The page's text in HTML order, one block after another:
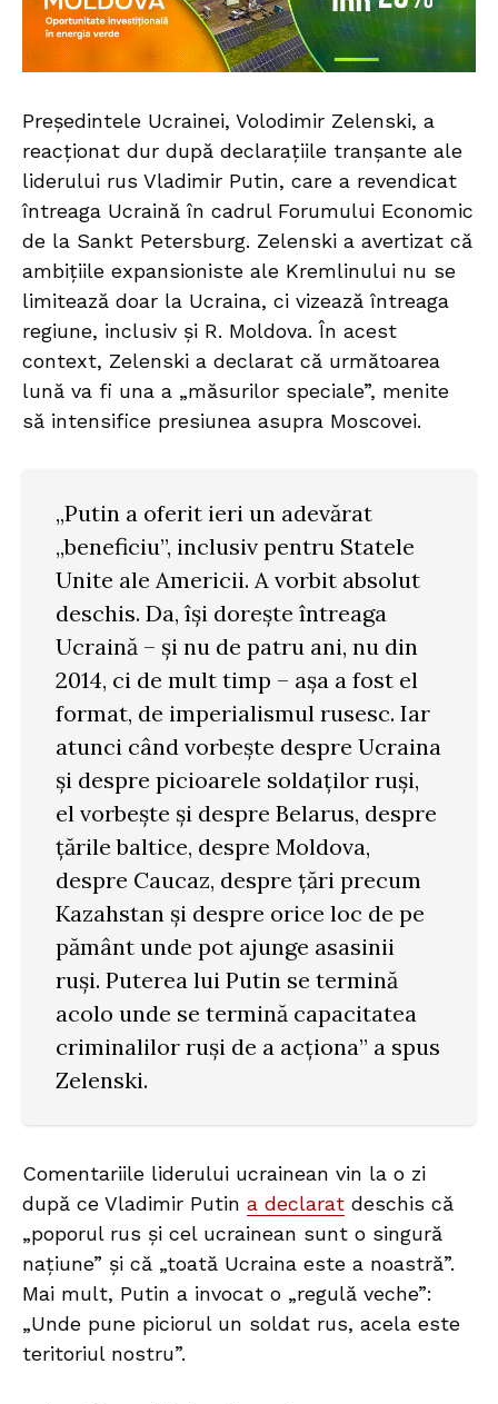
Președintele Ucrainei, Volodimir Zelenski, a
reacționat dur după declarațiile tranșante ale
liderului rus Vladimir Putin, care a revendicat
întreaga Ucraină în cadrul Forumului Economic
de la Sankt Petersburg. Zelenski a avertizat că
ambițiile expansioniste ale Kremlinului nu se
limitează doar la Ucraina, ci vizează întreaga
regiune, inclusiv și R. Moldova. În acest
context, Zelenski a declarat că următoarea
lună va fi una a „măsurilor speciale”, menite
să intensifice presiunea asupra Moscovei.
„Putin a oferit ieri un adevărat
„beneficiu”, inclusiv pentru Statele
Unite ale Americii. A vorbit absolut
deschis. Da, își dorește întreaga
Ucraină – și nu de patru ani, nu din
2014, ci de mult timp – așa a fost el
format, de imperialismul rusesc. Iar
atunci când vorbește despre Ucraina
și despre picioarele soldaților ruși,
el vorbește și despre Belarus, despre
țările baltice, despre Moldova,
despre Caucaz, despre țări precum
Kazahstan și despre orice loc de pe
pământ unde pot ajunge asasinii
ruși. Puterea lui Putin se termină
acolo unde se termină capacitatea
criminalilor ruși de a acționa” a spus
Zelenski.
Comentariile liderului ucrainean vin la o zi
după ce Vladimir Putin a declarat deschis că
„poporul rus și cel ucrainean sunt o singură
națiune” și că „toată Ucraina este a noastră”.
Mai mult, Putin a invocat o „regulă veche”:
„Unde pune piciorul un soldat rus, acela este
teritoriul nostru”.